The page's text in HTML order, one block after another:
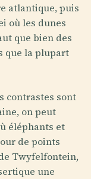
atlantique, puis
où les dunes
que bien des
que la plupart
contrastes sont
on peut
éléphants et
de points
Twyfelfontein,
une